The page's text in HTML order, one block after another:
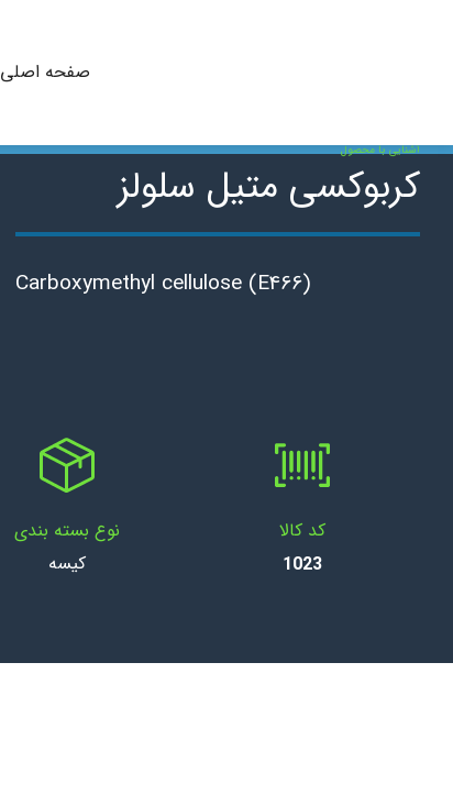
صفحه اصلی
آشنایی با محصول
کربوکسی متیل سلولز
Carboxymethyl cellulose (E466)
کد کالا
1023
نوع بسته بندی
کیسه